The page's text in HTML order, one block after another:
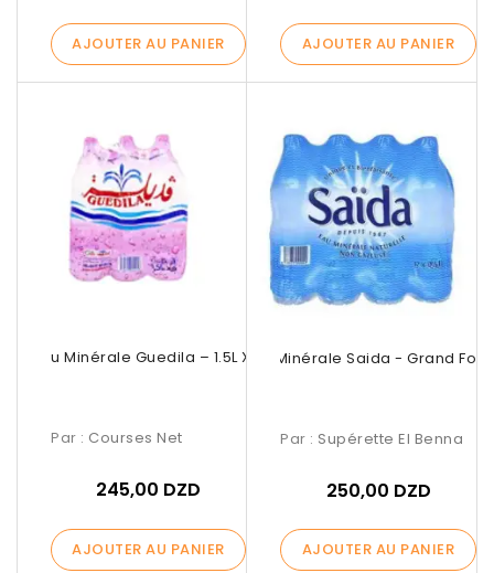
AJOUTER AU PANIER AJOUTER AU PANIER
Eau Minérale Guedila – 1.5L X 6
Par : Courses Net
245,00 DZD
AJOUTER AU PANIER
Eau Minérale Saida - Grand
Par : Supérette El Benna
250,00 DZD
AJOUTER AU PANIER